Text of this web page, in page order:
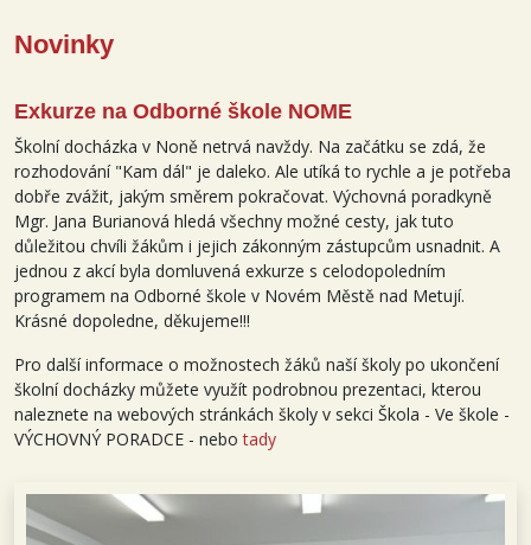
Novinky
Exkurze na Odborné škole NOME
Školní docházka v Noně netrvá navždy. Na začátku se zdá, že
rozhodování "Kam dál" je daleko. Ale utíká to rychle a je potřeba
dobře zvážit, jakým směrem pokračovat. Výchovná poradkyně
Mgr. Jana Burianová hledá všechny možné cesty, jak tuto
důležitou chvíli žákům i jejich zákonným zástupcům usnadnit. A
jednou z akcí byla domluvená exkurze s celodopoledním
programem na Odborné škole v Novém Městě nad Metují.
Krásné dopoledne, děkujeme!!!
Pro další informace o možnostech žáků naší školy po ukončení
školní docházky můžete využít podrobnou prezentaci, kterou
naleznete na webových stránkách školy v sekci Škola - Ve škole -
VÝCHOVNÝ PORADCE - nebotady